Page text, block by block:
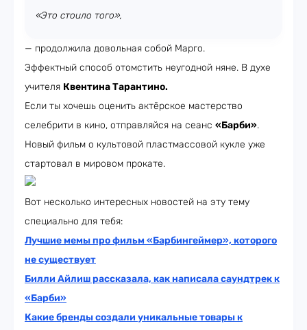
«Это стоило того»,
— продолжила довольная собой Марго.
Эффектный способ отомстить неугодной няне. В духе
учителя Квентина Тарантино.
Если ты хочешь оценить актёрское мастерство
селебрити в кино, отправляйся на сеанс «Барби».
Новый фильм о культовой пластмассовой кукле уже
стартовал в мировом прокате.
Вот несколько интересных новостей на эту тему
специально для тебя:
Лучшие мемы про фильм «Барбингеймер», которого
не существует
Билли Айлиш рассказала, как написала саундтрек к
«Барби»
Какие бренды создали уникальные товары к